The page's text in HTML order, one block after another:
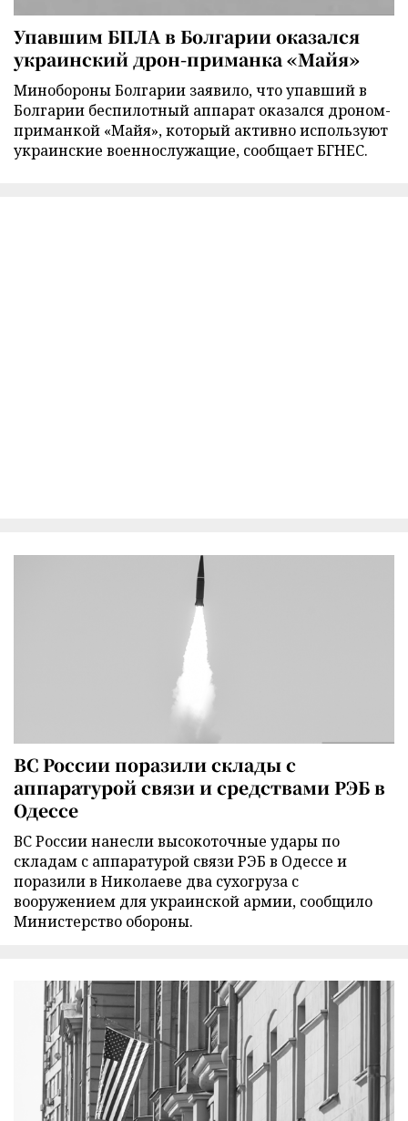
Упавшим БПЛА в Болгарии оказался
украинский дрон-приманка «Майя»
Минобороны Болгарии заявило, что упавший в
Болгарии беспилотный аппарат оказался дроном-
приманкой «Майя», который активно используют
украинские военнослужащие, сообщает БГНЕС.
ВС России поразили склады с
аппаратурой связи и средствами РЭБ в
Одессе
ВС России нанесли высокоточные удары по
складам с аппаратурой связи РЭБ в Одессе и
поразили в Николаеве два сухогруза с
вооружением для украинской армии, сообщило
Министерство обороны.